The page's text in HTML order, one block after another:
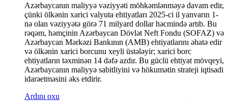
Azərbaycanın maliyyə vəziyyəti möhkəmlənməyə davam edir,
çünki ölkənin xarici valyuta ehtiyatları 2025-ci il yanvarın 1-
nə olan vəziyyətə görə 71 milyard dollar həcmində artıb. Bu
rəqəm, həmçinin Azərbaycan Dövlət Neft Fondu (SOFAZ) və
Azərbaycan Mərkəzi Bankının (AMB) ehtiyatlarını əhatə edir
və ölkənin xarici borcunu xeyli üstələyir; xarici borc
ehtiyatların təxminən 14 dəfə azdır. Bu güclü ehtiyat mövqeyi,
Azərbaycanın maliyyə sabitliyini və hökumətin strateji iqtisadi
idarəetməsini əks etdirir.
Ardını oxu